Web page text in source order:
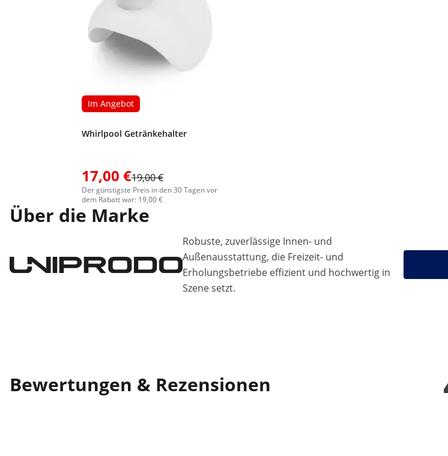
Im Angebot
Whirlpool Getränkehalter
17,00 €19,00 €
Der günstigste Preis in den 30 Tagen vor
dem Rabatt war: 19,00 €
Über die Marke
Robuste, zuverlässige Innen- und
Außenausstattung, die Freizeit- und
Erholungsbetriebe effizient und hochwertig in
Szene setzt.
Bewertungen & Rezensionen